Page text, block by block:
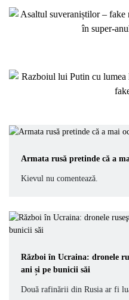
Armata rusă pretinde că a
Kievul nu comentează.
Război în Ucraina: dronele
ani și pe bunicii săi
Două rafinării din Rusia ar fi